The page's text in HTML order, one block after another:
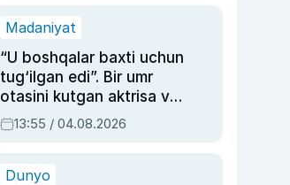
Madaniyat
“U boshqalar baxti uchun
tug‘ilgan edi”. Bir umr
otasini kutgan aktrisa va
dublyaj ustasi Rimma
Ahmedovaning
13:55 / 04.08.2026
Dunyo